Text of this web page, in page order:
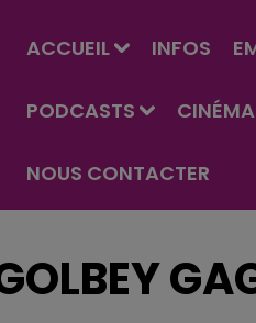
ACCUEIL INFOS
PODCASTS CINÉMA
NOUS CONTACTER